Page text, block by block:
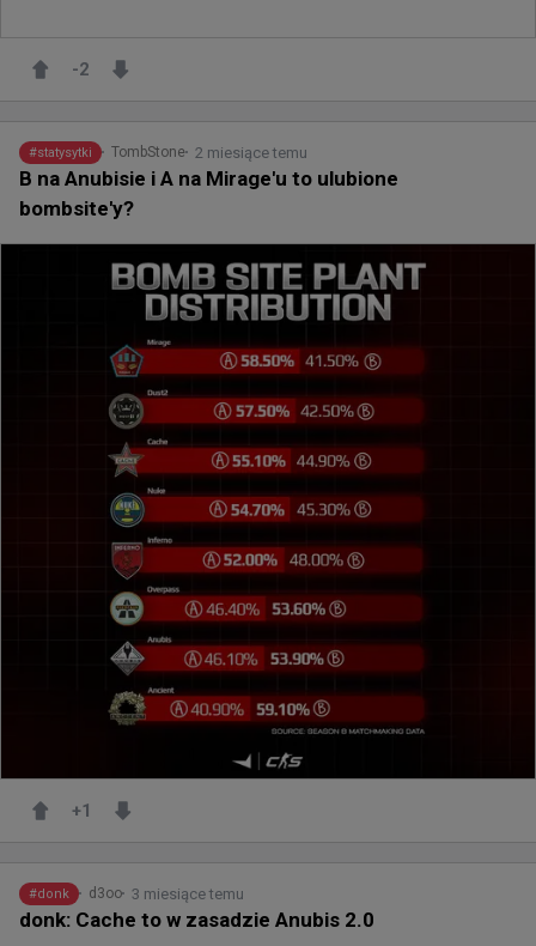
-2
#statysytki TombStone 2 miesiące temu
B na Anubisie i A na Mirage'u to ulubione
bombsite'y?
+1
#donk d3oo 3 miesiące temu
donk: Cache to w zasadzie Anubis 2.0